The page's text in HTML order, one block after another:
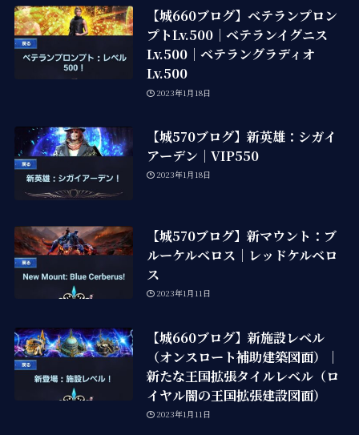
【城660ブログ】ベテランプロン
プトLv.500｜ベテランイグニス
Lv.500｜ベテラングラディオ
Lv.500
2023年1月18日
【城570ブログ】新英雄：シガイ
アーデン｜VIP550
2023年1月18日
【城570ブログ】新マウント：ブ
ルーケルベロス｜レッドケルベロ
ス
2023年1月11日
【城660ブログ】新施設レベル
（オンスロート補助建築図面）｜
新たな王国拡張タイルレベル（ロ
イヤル闇の王国拡張建設図面）
2023年1月11日